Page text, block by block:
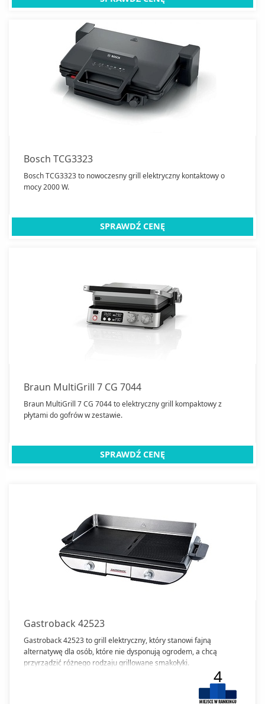
Bosch TCG3323
Bosch TCG3323 to nowoczesny grill elektryczny kontaktowy o
mocy 2000 W.
SPRAWDŹ CENĘ
Braun MultiGrill 7 CG 7044
Braun MultiGrill 7 CG 7044 to elektryczny grill kompaktowy z
płytami do gofrów w zestawie.
SPRAWDŹ CENĘ
Gastroback 42523
Gastroback 42523 to grill elektryczny, który stanowi fajną
alternatywę dla osób, które nie dysponują ogrodem, a chcą
przyrządzić różnego rodzaju grillowane smakołyki.
4